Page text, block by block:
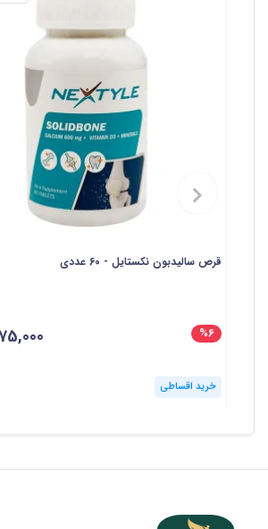
قرص سالیدبون نکستایل - 60 عددی
%6
خرید اقساطی